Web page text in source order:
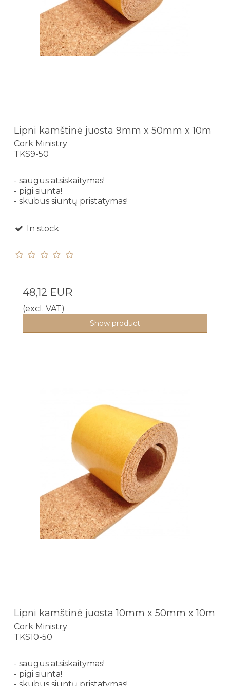
Lipni kamštinė juosta 9mm x 50mm x 10m
Cork Ministry
TKS9-50
- saugus atsiskaitymas!
- pigi siunta!
- skubus siuntų pristatymas!
In stock
48,12 EUR
(excl. VAT)
Show product
Lipni kamštinė juosta 10mm x 50mm x 10m
Cork Ministry
TKS10-50
- saugus atsiskaitymas!
- pigi siunta!